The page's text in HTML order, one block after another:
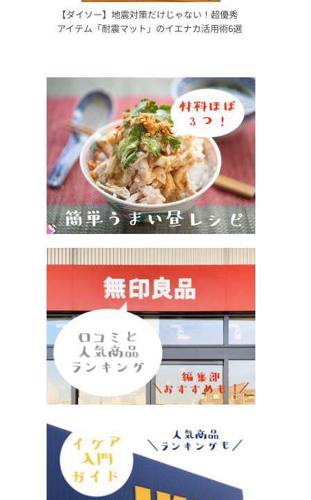
【ダイソー】地震対策だけじゃない！超優秀
アイテム「耐震マット」のイエナカ活用術6選